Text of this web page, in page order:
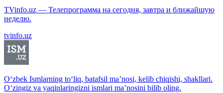
TVinfo.uz — Телепрограмма на сегодня, завтра и ближайшую
неделю.
tvinfo.uz
O‘zbek Ismlarning to‘liq, batafsil ma’nosi, kelib chiqishi, shakllari.
O‘zingiz va yaqinlaringizni ismlari ma’nosini bilib oling.